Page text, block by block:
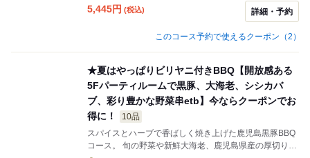
来ませんので、事前にご連絡ください。 ※アレルギー等
ございましたらお気軽にご相談ください、ご変更致しま
5,445円 (税込) 詳細・予約
このコース予約で使えるクーポン（2）
★夏はやっぱりビリヤニ付きBBQ【開放感ある
5Fパーティルームで黒豚、大海老、シシカバ
ブ、彩り豊かな野菜串etb】今ならクーポンでお
得に！
10品
スパイスとハーブで香ばしく焼き上げた鹿児島黒豚BBQ
コース。 旬の野菜や新鮮大海老、鹿児島県産の厚切り黒